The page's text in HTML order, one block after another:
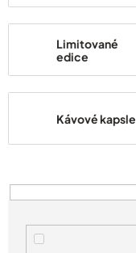
Limitované
edice
Kávové kapsle
V